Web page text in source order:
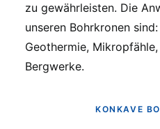
zu gewährleisten. Die
unseren Bohrkronen sind:
Geothermie, Mikropfähle,
Bergwerke.
KONKAVE